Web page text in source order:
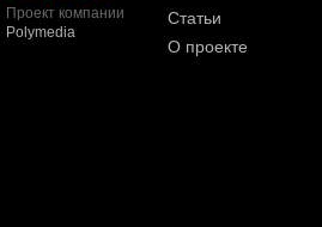
Проект компании
Polymedia
Статьи
О проекте